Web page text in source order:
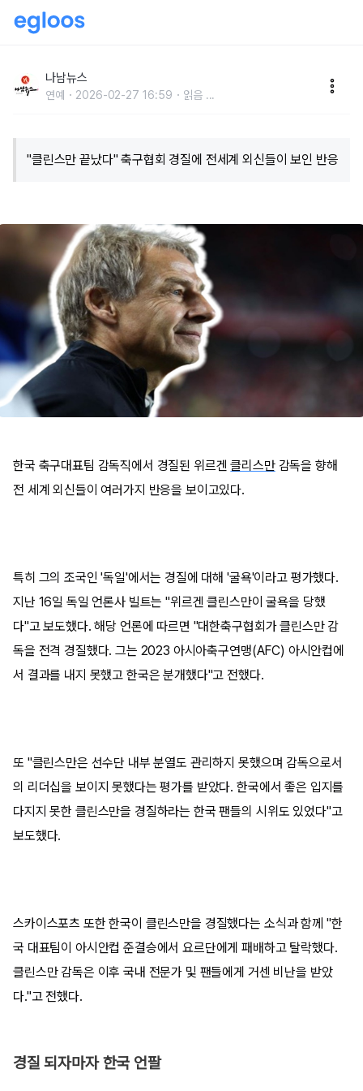
인 반응나남뉴스
연예 2026-02-27 16:59 읽음 ...
"클린스만 끝났다" 축구협회 경질에 전세계 외신들이 보인 반응
한국 축구대표팀 감독직에서 경질된 위르겐클리스만감독을 향해
전 세계 외신들이 여러가지 반응을 보이고있다.
특히 그의 조국인 '독일'에서는 경질에 대해 '굴욕'이라고 평가했다.
지난 16일 독일 언론사 빌트는 "위르겐 클린스만이 굴욕을 당했
다"고 보도했다. 해당 언론에 따르면 "대한축구협회가 클린스만 감
독을 전격 경질했다. 그는 2023 아시아축구연맹(AFC) 아시안컵에
서 결과를 내지 못했고 한국은 분개했다"고 전했다.
또 "클린스만은 선수단 내부 분열도 관리하지 못했으며 감독으로서
의 리더십을 보이지 못했다는 평가를 받았다. 한국에서 좋은 입지를
다지지 못한 클린스만을 경질하라는 한국 팬들의 시위도 있었다"고
보도했다.
스카이스포츠 또한 한국이 클린스만을 경질했다는 소식과 함께 "한
국 대표팀이 아시안컵 준결승에서 요르단에게 패배하고 탈락했다.
클린스만 감독은 이후 국내 전문가 및 팬들에게 거센 비난을 받았
다."고 전했다.
경질 되자마자 한국 언팔